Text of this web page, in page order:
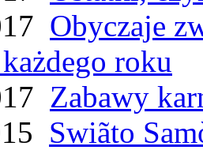
Obyczaje
roku
Zabawy
Swiãto